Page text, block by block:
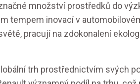
množství prostředků do
tempem inovací v
pracují na zdokonalení
trh prostřednictvím svých